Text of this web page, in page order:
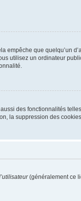
que quelqu’un
utilisez un ordinateur
des fonctionnalités
la suppression des
(généralement ce